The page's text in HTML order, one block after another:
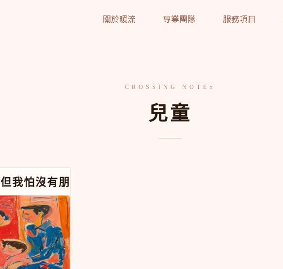
關於暖流 專業團隊 服務項目
兒童
我怕沒有朋友」：孩子在社交困境中的留守心理
朋友」：孩子在社交困境中的留守心理